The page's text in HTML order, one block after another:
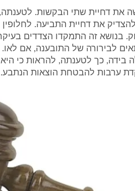
את דחיית שתי הבקשות.
את דחיית התביעה.
בנושא זה התמקדו הצדדים
לבירורה של התובענה, אם
בידה, כך לטענתה, להראות כי
ערבות להבטחת הוצאות הנתבע.